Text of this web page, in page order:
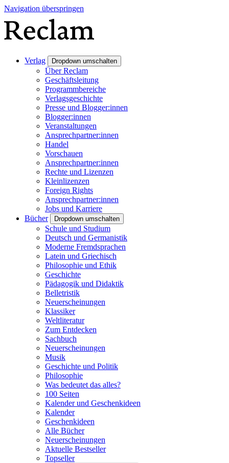
Navigation überspringen
Verlag Dropdown umschalten
Über Reclam
Geschäftsleitung
Programmbereiche
Verlagsgeschichte
Presse und Blogger:innen
Blogger:innen
Veranstaltungen
Ansprechpartner:innen
Handel
Vorschauen
Ansprechpartner:innen
Rechte und Lizenzen
Kleinlizenzen
Foreign Rights
Ansprechpartner:innen
Jobs und Karriere
Bücher
Dropdown umschalten
Schule und Studium
Deutsch und Germanistik
Moderne Fremdsprachen
Latein und Griechisch
Philosophie und Ethik
Geschichte
Pädagogik und Didaktik
Belletristik
Neuerscheinungen
Klassiker
Weltliteratur
Zum Entdecken
Sachbuch
Neuerscheinungen
Musik
Geschichte und Politik
Philosophie
Was bedeutet das alles?
100 Seiten
Kalender und Geschenkideen
Kalender
Geschenkideen
Alle Bücher
Neuerscheinungen
Aktuelle Bestseller
Topseller